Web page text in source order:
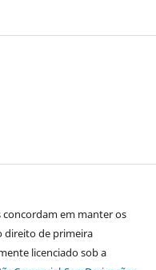
em manter os
direito de primeira
licenciado sob a